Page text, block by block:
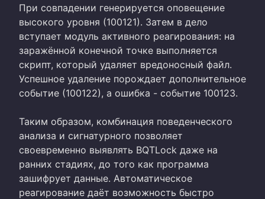
При совпадении генерируется оповещение
высокого уровня (100121). Затем в дело
вступает модуль активного реагирования: на
заражённой конечной точке выполняется
скрипт, который удаляет вредоносный файл.
Успешное удаление порождает дополнительное
событие (100122), а ошибка - событие 100123.
Таким образом, комбинация поведенческого
анализа и сигнатурного позволяет
своевременно выявлять BQTLock даже на
ранних стадиях, до того как программа
зашифрует данные. Автоматическое
реагирование даёт возможность быстро